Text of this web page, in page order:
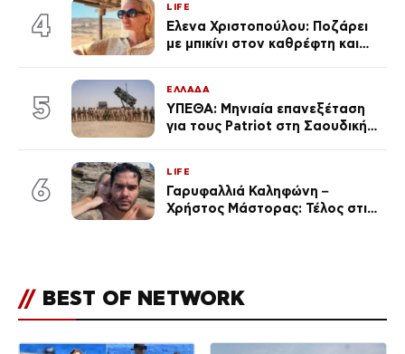
4
LIFE
Έλενα Χριστοπούλου: Ποζάρει
με μπικίνι στον καθρέφτη και
καθεμία…» (Βίντεο)
5
ΕΛΛΑΔΑ
ΥΠΕΘΑ: Μηνιαία επανεξέταση
για τους Patriot στη Σαουδική
6
LIFE
Γαρυφαλλιά Καληφώνη –
Χρήστος Μάστορας: Τέλος στις
// BEST OF NETWORK